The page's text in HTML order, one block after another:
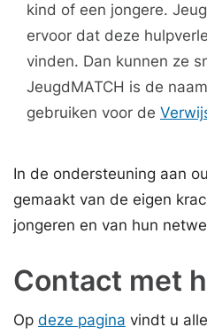
kind of een jongere.
ervoor dat deze
vinden. Dan kunnen ze
JeugdMATCH is de
gebruiken voor de
In de ondersteuning aan
gemaakt van de eigen
jongeren en van hun
Contact met
Op deze pagina vindt u